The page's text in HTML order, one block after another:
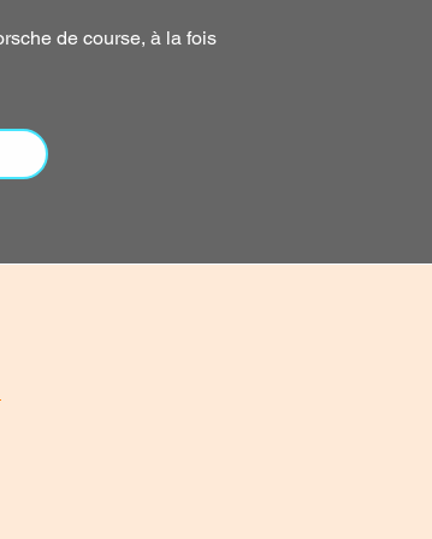
de course, à la fois